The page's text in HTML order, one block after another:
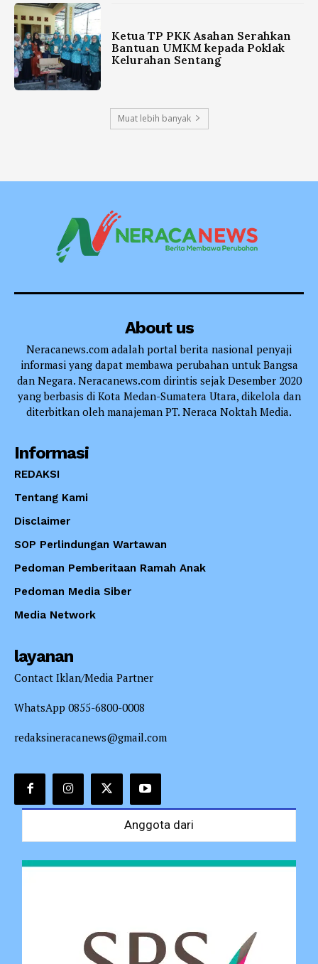
Ketua TP PKK Asahan Serahkan
Bantuan UMKM kepada Poklak
Kelurahan Sentang
Muat lebih banyak
About us
Neracanews.com adalah portal berita nasional penyaji
informasi yang dapat membawa perubahan untuk Bangsa
dan Negara. Neracanews.com dirintis sejak Desember 2020
yang berbasis di Kota Medan-Sumatera Utara, dikelola dan
diterbitkan oleh manajeman PT. Neraca Noktah Media.
Informasi
REDAKSI
Tentang Kami
Disclaimer
SOP Perlindungan Wartawan
Pedoman Pemberitaan Ramah Anak
Pedoman Media Siber
Media Network
layanan
Contact Iklan/Media Partner
WhatsApp 0855-6800-0008
redaksineracanews@gmail.com
Anggota dari